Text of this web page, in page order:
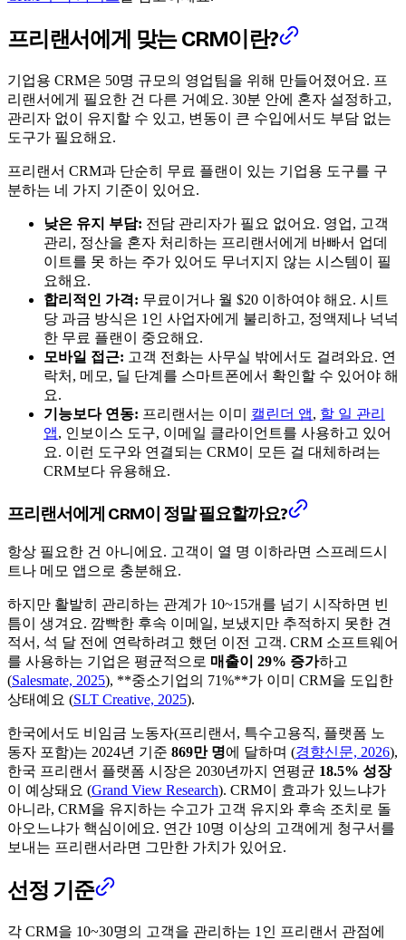
프리랜서에게 맞는 CRM이란?
기업용 CRM은 50명 규모의 영업팀을 위해 만들어졌어요. 프
리랜서에게 필요한 건 다른 거예요. 30분 안에 혼자 설정하고,
관리자 없이 유지할 수 있고, 변동이 큰 수입에서도 부담 없는
도구가 필요해요.
프리랜서 CRM과 단순히 무료 플랜이 있는 기업용 도구를 구
분하는 네 가지 기준이 있어요.
낮은 유지 부담: 전담 관리자가 필요 없어요. 영업, 고객
관리, 정산을 혼자 처리하는 프리랜서에게 바빠서 업데
이트를 못 하는 주가 있어도 무너지지 않는 시스템이 필
요해요.
합리적인 가격: 무료이거나 월 $20 이하여야 해요. 시트
당 과금 방식은 1인 사업자에게 불리하고, 정액제나 넉넉
한 무료 플랜이 중요해요.
모바일 접근: 고객 전화는 사무실 밖에서도 걸려와요. 연
락처, 메모, 딜 단계를 스마트폰에서 확인할 수 있어야 해
요.
기능보다 연동: 프리랜서는 이미 캘린더 앱, 할 일 관리
앱, 인보이스 도구, 이메일 클라이언트를 사용하고 있어
요. 이런 도구와 연결되는 CRM이 모든 걸 대체하려는
CRM보다 유용해요.
프리랜서에게 CRM이 정말 필요할까요?
항상 필요한 건 아니에요. 고객이 열 명 이하라면 스프레드시
트나 메모 앱으로 충분해요.
하지만 활발히 관리하는 관계가 10~15개를 넘기 시작하면 빈
틈이 생겨요. 깜빡한 후속 이메일, 보냈지만 추적하지 못한 견
적서, 석 달 전에 연락하려고 했던 이전 고객. CRM 소프트웨어
를 사용하는 기업은 평균적으로 매출이 29% 증가하고
(Salesmate, 2025), **중소기업의 71%**가 이미 CRM을 도입한
상태예요 (SLT Creative, 2025).
한국에서도 비임금 노동자(프리랜서, 특수고용직, 플랫폼 노
동자 포함)는 2024년 기준 869만 명에 달하며 (경향신문, 2026),
한국 프리랜서 플랫폼 시장은 2030년까지 연평균 18.5% 성장
이 예상돼요 (Grand View Research). CRM이 효과가 있느냐가
아니라, CRM을 유지하는 수고가 고객 유지와 후속 조치로 돌
아오느냐가 핵심이에요. 연간 10명 이상의 고객에게 청구서를
보내는 프리랜서라면 그만한 가치가 있어요.
선정 기준
각 CRM을 10~30명의 고객을 관리하는 1인 프리랜서 관점에